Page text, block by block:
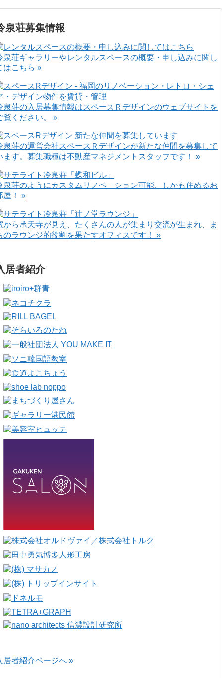
泉荘募集情報
泉荘ギャラリーやレンタルスペースの概要・申し込みに関し
はこちら »
泉荘の入居募集情報はスペースＲデザインのウェブサイトを
覧ください。 »
泉荘の運営会社スペースＲデザインが新たな仲間を募集して
ます。募集職種は不動産マネジメントスタッフです！ »
泉荘のようにカスタムリノベーション可能、しかも住めるお
屋！ »
から承天寺が見え、たくさんの人が集まり交流が生まれ、ま
のラウンジ的役割を果たすオフィスです！ »
居者紹介
居者紹介ページへ »